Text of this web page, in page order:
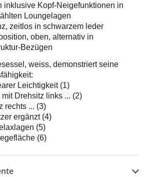
inklusive Kopf-Neigefunktionen in
Loungelagen
zeitlos in schwarzem leder
oben, alternativ in
Bezügen
weiss, demonstriert seine
Leichtigkeit (1)
Drehsitz links ... (2)
rechts ... (3)
ergänzt (4)
(5)
(6)